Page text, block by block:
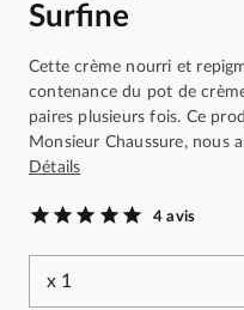
Surfine
Cette crème nourri et
contenance du pot de
paires plusieurs fois. Ce
Monsieur Chaussure, nous
Détails
4 avis